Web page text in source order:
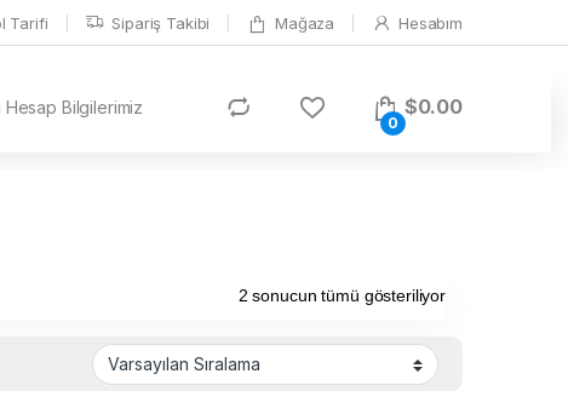
Tarifi Sipariş Takibi Mağaza Hesabım
Hesap Bilgilerimiz
0
$0.00
2 sonucun tümü gösteriliyor